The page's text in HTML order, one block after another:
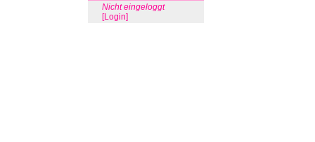
Nicht eingeloggt
[Login]